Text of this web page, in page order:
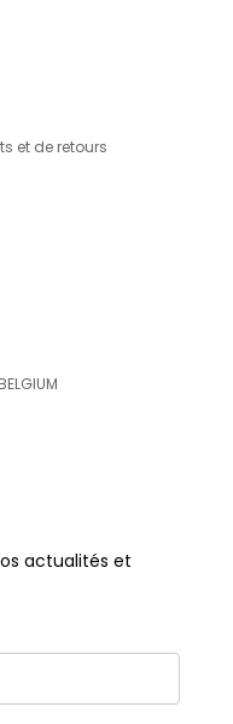
et de retours
actualités et